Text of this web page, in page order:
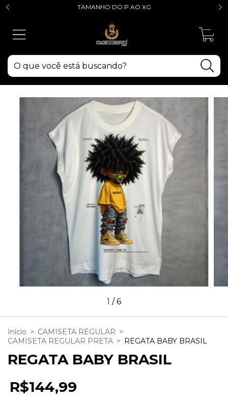
TAMANHO DO P AO XG
1 /6
Início > CAMISETA REGULAR >
CAMISETA REGULAR PRETA > REGATA BABY BRASIL
REGATA BABY BRASIL
R$144,99